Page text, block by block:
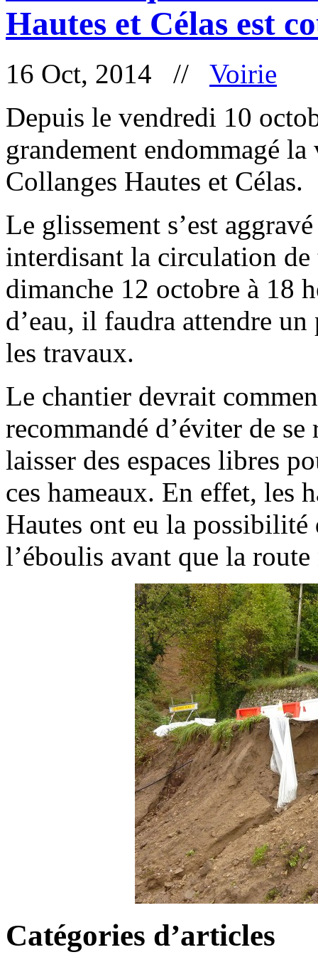
Hautes et Célas est
16 Oct, 2014 // Voirie
Depuis le vendredi 10
grandement endommagé
Collanges Hautes et Célas.
Le glissement s’est
interdisant la circulation
dimanche 12 octobre à 18
d’eau, il faudra attendre un
les travaux.
Le chantier devrait
recommandé d’éviter de
laisser des espaces libres
ces hameaux. En effet, les
Hautes ont eu la
l’éboulis avant que la
Catégories d’articles